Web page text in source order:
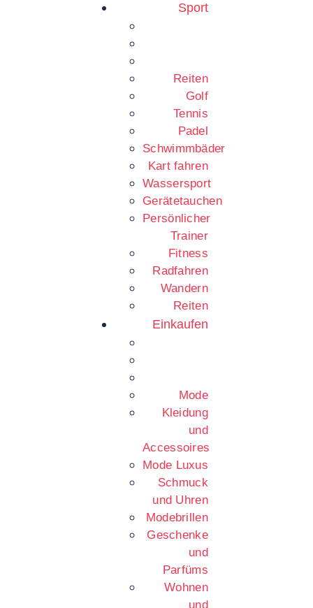
Sport
Reiten
Golf
Tennis
Padel
Schwimmbäder
Kart fahren
Wassersport
Gerätetauchen
Persönlicher
Trainer
Fitness
Radfahren
Wandern
Reiten
Einkaufen
Mode
Kleidung
und
Accessoires
Mode Luxus
Schmuck
und Uhren
Modebrillen
Geschenke
und
Parfüms
Wohnen
und